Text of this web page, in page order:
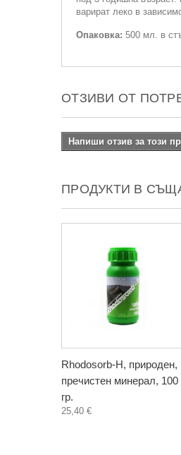
варират леко в
Опаковка: 500 мл. в
ОТЗИВИ ОТ
Напиши отзив за този
ПРОДУКТИ В
Rhodosorb-H, природен,
пречистен минерал, 100
гр.
25,40 €